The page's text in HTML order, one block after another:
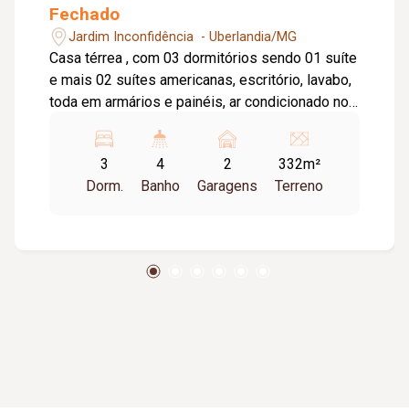
Fechado
Jardim Inconfidência - Uberlandia/MG
Casa térrea , com 03 dormitórios sendo 01 suíte
e mais 02 suítes americanas, escritório, lavabo,
toda em armários e painéis, ar condicionado nos
com churrasqueira, casa em ótimo estado.
3
Dorm.
4
Banho
2
Garagens
332m²
Terreno